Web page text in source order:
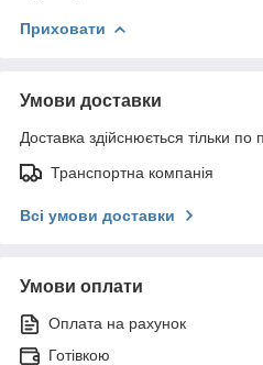
Приховати
Умови доставки
Доставка здійснюється тільки по
Транспортна компанія
Всі умови доставки
Умови оплати
Оплата на рахунок
Готівкою